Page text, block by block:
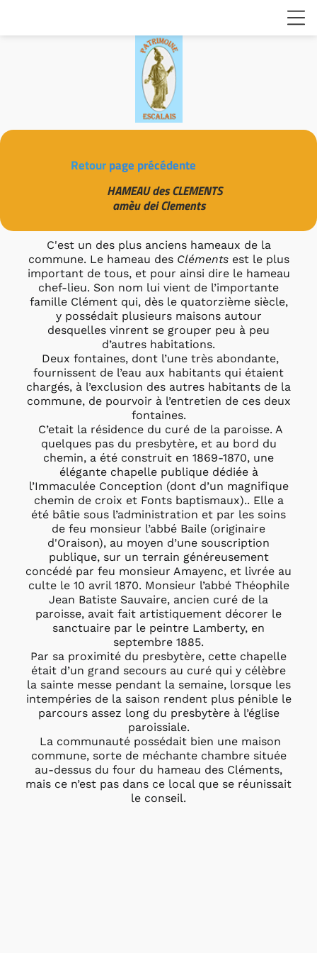
Retourpage précédente
HAMEAU des CLEMENTS
amèu dei Clements
C'est un des plus anciens hameaux de la
commune. Le hameau des Cléments est le plus
important de tous, et pour ainsi dire le hameau
chef-lieu. Son nom lui vient de l’importante
famille Clément qui, dès le quatorzième siècle,
y possédait plusieurs maisons autour
desquelles vinrent se grouper peu à peu
d’autres habitations.
Deux fontaines, dont l’une très abondante,
fournissent de l’eau aux habitants qui étaient
chargés, à l’exclusion des autres habitants de la
commune, de pourvoir à l’entretien de ces deux
fontaines.
C’etait la résidence du curé de la paroisse. A
quelques pas du presbytère, et au bord du
chemin, a été construit en 1869-1870, une
élégante chapelle publique dédiée à
l’Immaculée Conception (dont d’un magnifique
chemin de croix et Fonts baptismaux).. Elle a
été bâtie sous l’administration et par les soins
de feu monsieur l’abbé Baile (originaire
d'Oraison), au moyen d’une souscription
publique, sur un terrain généreusement
concédé par feu monsieur Amayenc, et livrée au
culte le 10 avril 1870. Monsieur l’abbé Théophile
Jean Batiste Sauvaire, ancien curé de la
paroisse, avait fait artistiquement décorer le
sanctuaire par le peintre Lamberty, en
septembre 1885.
Par sa proximité du presbytère, cette chapelle
était d’un grand secours au curé qui y célèbre
la sainte messe pendant la semaine, lorsque les
intempéries de la saison rendent plus pénible le
parcours assez long du presbytère à l’église
paroissiale.
La communauté possédait bien une maison
commune, sorte de méchante chambre située
au-dessus du four du hameau des Cléments,
mais ce n’est pas dans ce local que se réunissait
le conseil.